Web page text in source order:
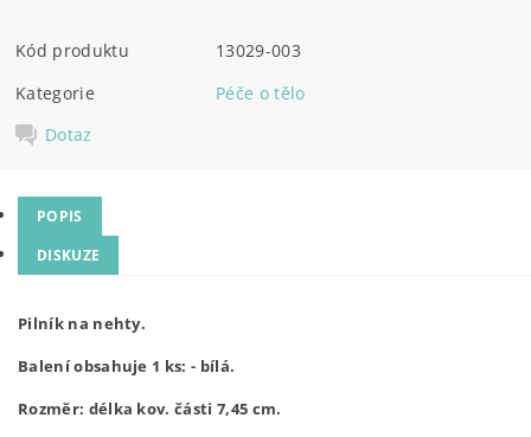
Kód produktu
13029-003
Kategorie
Péče o tělo
Dotaz
POPIS
DISKUZE
Pilník na nehty.
Balení obsahuje 1 ks: - bílá.
Rozměr: délka kov. části 7,45 cm.